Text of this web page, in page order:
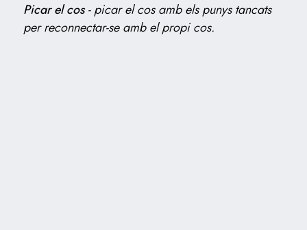
Picar el cos - picar el cos amb els punys tancats
per reconnectar-se amb el propi cos.